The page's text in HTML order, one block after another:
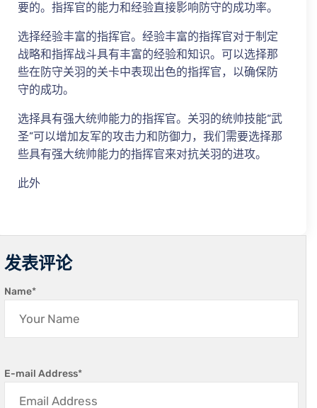
要的。指挥官的能力和经验直接影响防守的成功率。
选择经验丰富的指挥官。经验丰富的指挥官对于制定
战略和指挥战斗具有丰富的经验和知识。可以选择那
些在防守关羽的关卡中表现出色的指挥官，以确保防
守的成功。
选择具有强大统帅能力的指挥官。关羽的统帅技能“武
圣”可以增加友军的攻击力和防御力，我们需要选择那
些具有强大统帅能力的指挥官来对抗关羽的进攻。
此外
发表评论
Name*
E-mail Address*